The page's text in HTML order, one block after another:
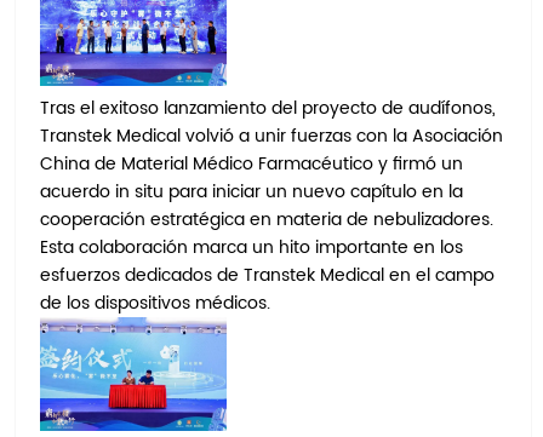
Tras el exitoso lanzamiento del proyecto de audífonos,
Transtek Medical volvió a unir fuerzas con la Asociación
China de Material Médico Farmacéutico y firmó un
acuerdo in situ para iniciar un nuevo capítulo en la
cooperación estratégica en materia de nebulizadores.
Esta colaboración marca un hito importante en los
esfuerzos dedicados de Transtek Medical en el campo
de los dispositivos médicos.